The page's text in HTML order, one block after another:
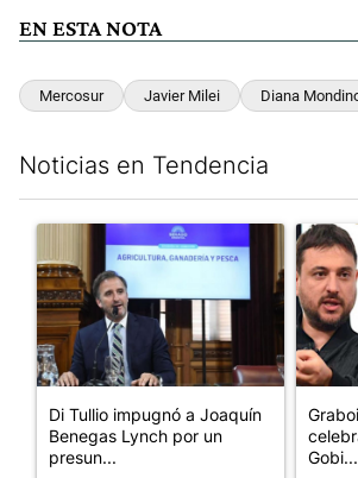
EN ESTA NOTA
Mercosur Javier Milei Diana
Noticias en Tendencia
Un artículo de tendencia con el título
Di Tullio impugnó a Joaquín
Benegas Lynch por un
presun...
Un
Gobi...